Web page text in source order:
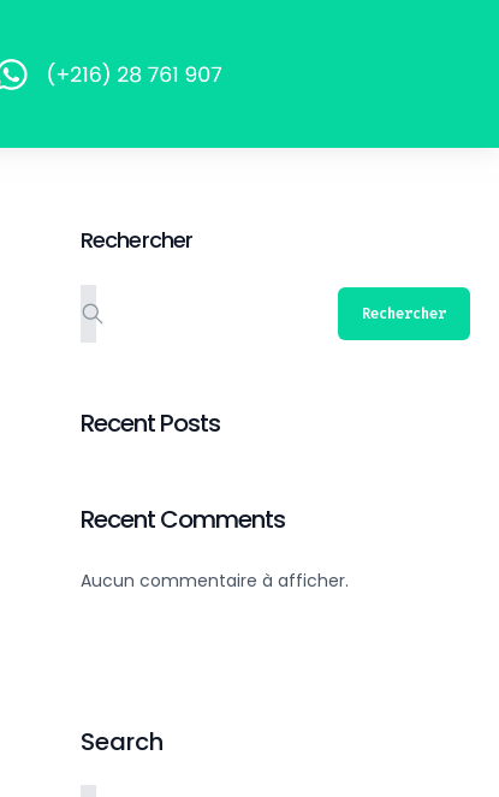
Rechercher
Rechercher
Recent Posts
Recent Comments
Aucun commentaire à afficher.
Search